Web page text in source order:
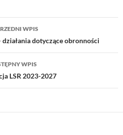
WPIS
działania dotyczące obronności
WPIS
LSR 2023-2027